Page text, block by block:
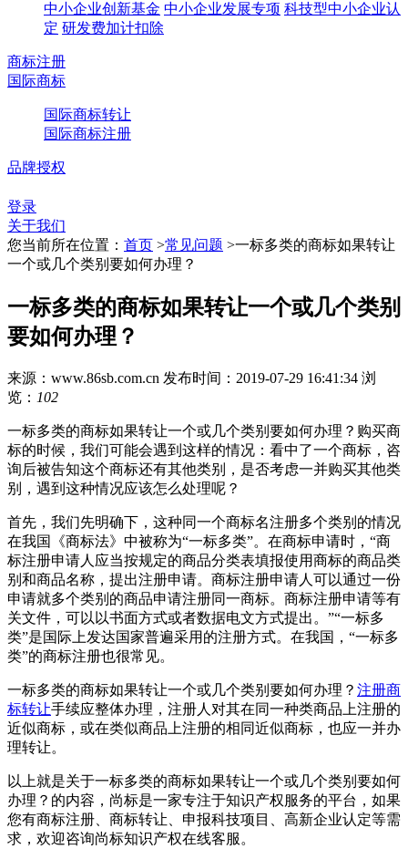
中小企业创新基金 中小企业发展专项 科技型中小企业认
定 研发费加计扣除
商标注册
国际商标
国际商标转让
国际商标注册
品牌授权
登录
关于我们
您当前所在位置： 首页 >常见问题 >一标多类的商标如果转让
一个或几个类别要如何办理？
一标多类的商标如果转让一个或几个类别
要如何办理？
来源：www.86sb.com.cn 发布时间：2019-07-29 16:41:34 浏
览： 102
一标多类的商标如果转让一个或几个类别要如何办理？购买商
标的时候，我们可能会遇到这样的情况：看中了一个商标，咨
询后被告知这个商标还有其他类别，是否考虑一并购买其他类
别，遇到这种情况应该怎么处理呢？
首先，我们先明确下，这种同一个商标名注册多个类别的情况
在我国《商标法》中被称为“一标多类”。在商标申请时，“商
标注册申请人应当按规定的商品分类表填报使用商标的商品类
别和商品名称，提出注册申请。商标注册申请人可以通过一份
申请就多个类别的商品申请注册同一商标。商标注册申请等有
关文件，可以以书面方式或者数据电文方式提出。”“一标多
类”是国际上发达国家普遍采用的注册方式。在我国，“一标多
类”的商标注册也很常见。
一标多类的商标如果转让一个或几个类别要如何办理？ 注册商
标转让手续应整体办理，注册人对其在同一种类商品上注册的
近似商标，或在类似商品上注册的相同近似商标，也应一并办
理转让。
以上就是关于一标多类的商标如果转让一个或几个类别要如何
办理？的内容，尚标是一家专注于知识产权服务的平台，如果
您有商标注册、商标转让、申报科技项目、高新企业认定等需
求，欢迎咨询尚标知识产权在线客服。